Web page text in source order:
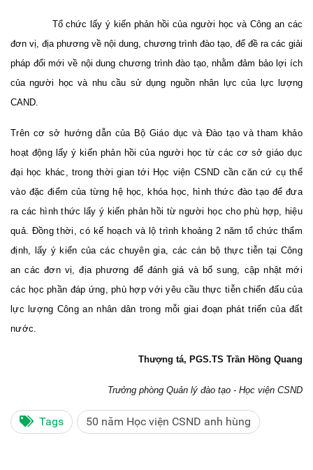
Tổ chức lấy ý kiến phản hồi của người học và Công an các
đơn vị, địa phương về nội dung, chương trình đào tạo, để đề ra các giải
pháp đổi mới về nội dung chương trình đào tạo, nhằm đảm bảo lợi ích
của người học và nhu cầu sử dụng nguồn nhân lực của lực lượng
CAND.
Trên cơ sở hướng dẫn của Bộ Giáo dục và Đào tạo và tham khảo
hoạt động lấy ý kiến phản hồi của người học từ các cơ sở giáo dục
đại học khác, trong thời gian tới Học viện CSND cần căn cứ cụ thể
vào đặc điểm của từng hệ học, khóa học, hình thức đào tạo để đưa
ra các hình thức lấy ý kiến phản hồi từ người học cho phù hợp, hiệu
quả. Đồng thời, có kế hoạch và lộ trình khoảng 2 năm tổ chức thẩm
định, lấy ý kiến của các chuyên gia, các cán bộ thực tiễn tại Công
an các đơn vị, địa phương để đánh giá và bổ sung, cập nhật mới
các học phần đáp ứng, phù hợp với yêu cầu thực tiễn chiến đấu của
lực lượng Công an nhân dân trong mỗi giai đoạn phát triển của đất
nước.
Thượng tá, PGS.TS Trần Hồng Quang
Trưởng phòng Quản lý đào tạo - Học viện CSND
Tags 50 năm Học viện CSND anh hùng